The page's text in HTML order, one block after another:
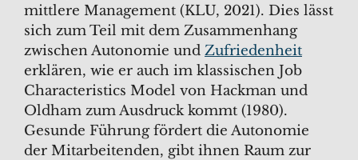
mittlere Management (KLU, 2021). Dies lässt
sich zum Teil mit dem Zusammenhang
zwischen Autonomie und Zufriedenheit
erklären, wie er auch im klassischen Job
Characteristics Model von Hackman und
Oldham zum Ausdruck kommt (1980).
Gesunde Führung fördert die Autonomie
der Mitarbeitenden, gibt ihnen Raum zur